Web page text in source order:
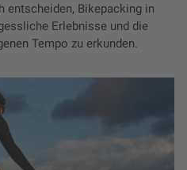
entscheiden, Bikepacking in
Erlebnisse und die
Tempo zu erkunden.